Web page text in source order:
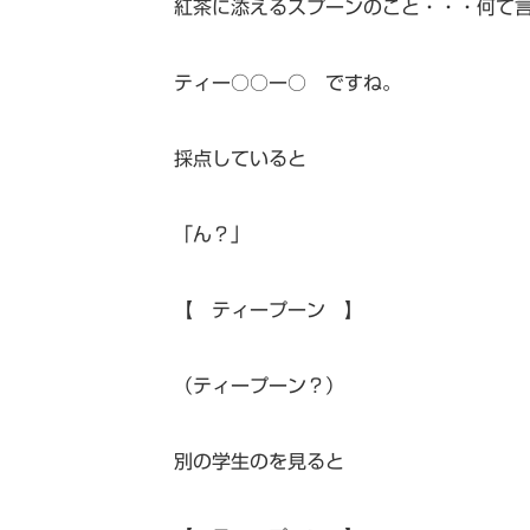
紅茶に添えるスプーンのこと・・・何て
ティー○○ー○ ですね。
採点していると
「ん？」
【 ティープーン 】
（ティープーン？）
別の学生のを見ると